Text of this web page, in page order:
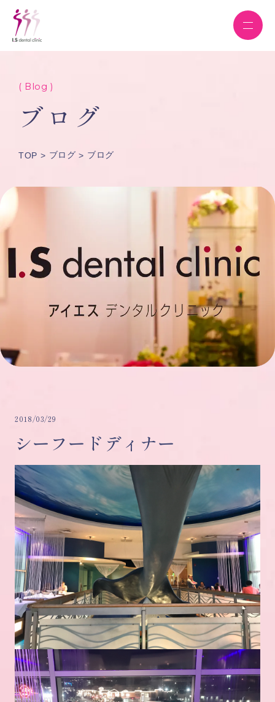
( Blog )
ブログ
TOP ブログ ブログ
2018/03/29
シーフードディナー